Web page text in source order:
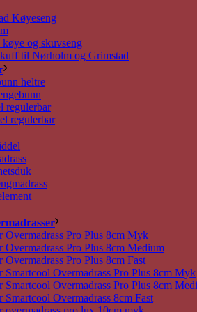
Køyeseng
og skuvseng
til Nørholm og Grimstad
heltre
regulerbar
regulerbar
Overmadrass Pro Plus 8cm Myk
Overmadrass Pro Plus 8cm Medium
Overmadrass Pro Plus 8cm Fast
Smartcool Overmadrass Pro Plus 8cm Myk
Smartcool Overmadrass Pro Plus 8cm
Smartcool Overmadrass 8cm Fast